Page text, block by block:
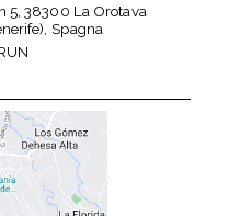
5, 38300 La Orotava
Spagna